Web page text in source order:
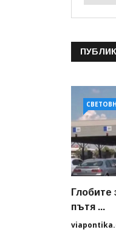
Глобите
пътя ...